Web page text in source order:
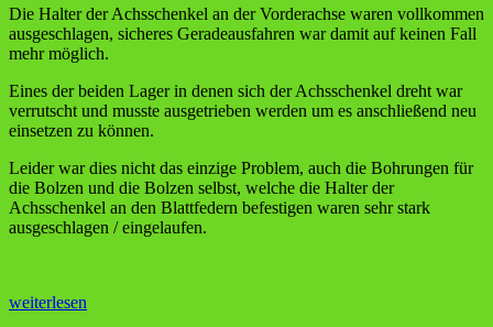
Die Halter der Achsschenkel an der Vorderachse waren vollkommen
ausgeschlagen, sicheres Geradeausfahren war damit auf keinen Fall
mehr möglich.
Eines der beiden Lager in denen sich der Achsschenkel dreht war
verrutscht und musste ausgetrieben werden um es anschließend neu
einsetzen zu können.
Leider war dies nicht das einzige Problem, auch die Bohrungen für
die Bolzen und die Bolzen selbst, welche die Halter der
Achsschenkel an den Blattfedern befestigen waren sehr stark
ausgeschlagen / eingelaufen.
Neues
weiterlesen